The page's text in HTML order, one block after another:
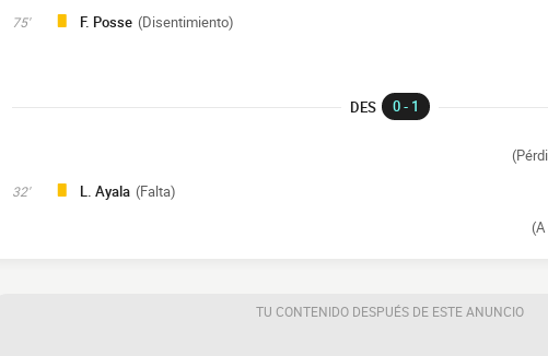
75' F. Posse (Disentimiento)
DES 0 - 1
32' L. Ayala (Falta)
TU CONTENIDO DESPUÉS DE ESTE ANUNCIO